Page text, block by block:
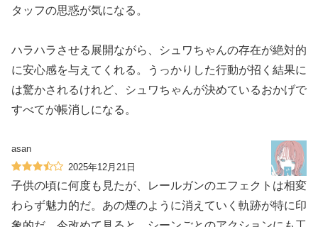
タッフの思惑が気になる。
ハラハラさせる展開ながら、シュワちゃんの存在が絶対的
に安心感を与えてくれる。うっかりした行動が招く結果に
は驚かされるけれど、シュワちゃんが決めているおかげで
すべてが帳消しになる。
asan
2025年12月21日
子供の頃に何度も見たが、レールガンのエフェクトは相変
わらず魅力的だ。あの煙のように消えていく軌跡が特に印